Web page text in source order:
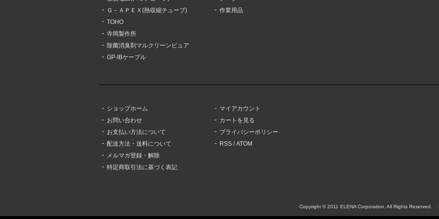
Ｇ－ＡＰＥＸ(熱収縮チューブ)
TOHO
寺岡製作所
除菌消臭剤マルクリーンピュア
GP-IBケーブル
作業用品
ショップホーム
お問い合わせ
お支払い方法について
配送方法・送料について
メルマガ登録・解除
特定商取引法に基づく表記
マイアカウント
カートを見る
プライバシーポリシー
RSS /ATOM
Copyright © 2011 ELENA Corporation. All Rights Reserved.